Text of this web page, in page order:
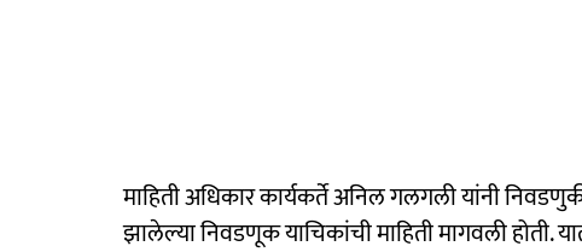
माहिती अधिकार कार्यकर्ते अनिल गलगली यांनी
झालेल्या निवडणूक याचिकांची माहिती मागवली होती.